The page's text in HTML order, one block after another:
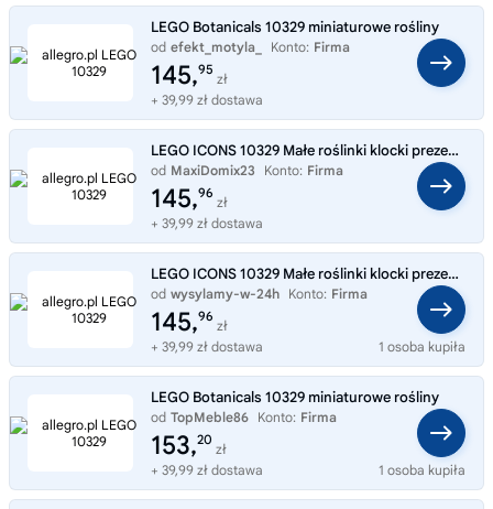
LEGO Botanicals 10329 miniaturowe rośliny
od efekt_motyla_ Konto: Firma
145,95
zł
+ 39,99 zł dostawa
LEGO ICONS 10329 Małe roślinki klocki prezent dzień dzieck
od MaxiDomix23 Konto: Firma
145,96
zł
+ 39,99 zł dostawa
LEGO ICONS 10329 Małe roślinki klocki prezent dzień dzieck
od wysylamy-w-24h Konto: Firma
145,96
zł
+ 39,99 zł dostawa
1 osoba kupiła
LEGO Botanicals 10329 miniaturowe rośliny
od TopMeble86 Konto: Firma
153,20
zł
+ 39,99 zł dostawa
1 osoba kupiła